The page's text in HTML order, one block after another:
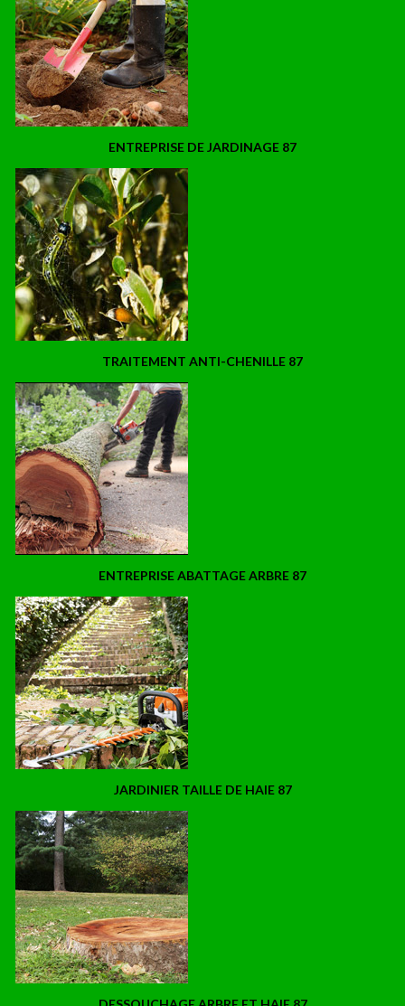
ENTREPRISE DE JARDINAGE 87
TRAITEMENT ANTI-CHENILLE 87
ENTREPRISE ABATTAGE ARBRE 87
JARDINIER TAILLE DE HAIE 87